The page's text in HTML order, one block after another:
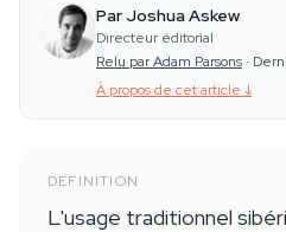
Par Joshua Askew
Directeur éditorial
Relu par Adam Parsons ·
À propos de cet article ↓
DEFINITION
L'usage traditionnel